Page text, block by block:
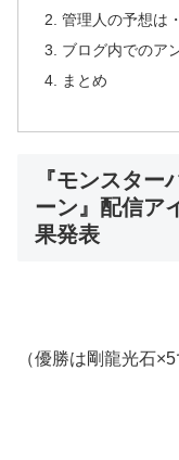
管理人の予想は
ブログ内でのア
まとめ
『モンスタ
ーン』配信ア
果発表
（優勝は剛龍光石×5